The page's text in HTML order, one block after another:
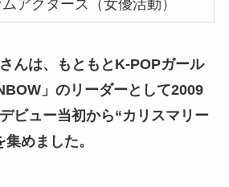
アクターズ（女優活動）
んは、もともとK-POPガール
」のリーダーとして2009
ビュー当初から“カリスマリー
めました。